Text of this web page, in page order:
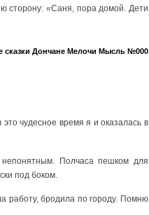
сторону: «Саня, пора домой. Дети
сказки Дончане Мелочи Мысль №000
чудесное время я и оказалась в
Полчаса пешком для
под боком.
работу, бродила по городу. Помню